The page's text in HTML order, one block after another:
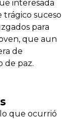
interesada
trágico suceso
para
que aun
de
de paz.
que ocurrió